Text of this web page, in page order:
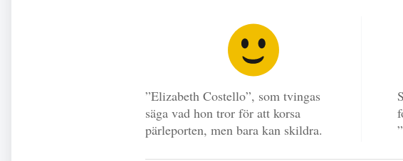
”Elizabeth Costello”, som tvingas
säga vad hon tror för att korsa
pärleporten, men bara kan skildra.